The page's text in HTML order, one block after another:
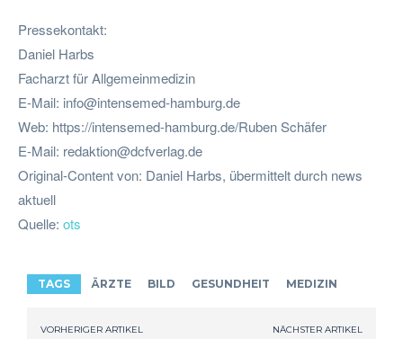
Pressekontakt:
Daniel Harbs
Facharzt für Allgemeinmedizin
E-Mail: info@intensemed-hamburg.de
Web: https://intensemed-hamburg.de/Ruben Schäfer
E-Mail: redaktion@dcfverlag.de
Original-Content von: Daniel Harbs, übermittelt durch news
aktuell
Quelle: ots
TAGS ÄRZTE BILD GESUNDHEIT MEDIZIN
VORHERIGER ARTIKEL NÄCHSTER ARTIKEL